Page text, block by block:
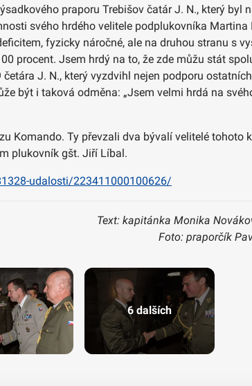
praporu Trebišov čatár J. N., který byl
svého hrdého velitele podplukovníka
fyzicky náročné, ale na druhou stranu s
procent. Jsem hrdý na to, že zde můžu stát
J. N., který vyzdvihl nejen podporu
být i taková odměna: „Jsem velmi hrdá na
Komando. Ty převzali dva bývalí velitelé tohoto
plukovník gšt. Jiří Líbal.
udalosti/223411000100626/
Text: kapitánka Monika
Foto: praporčík
6 dalších